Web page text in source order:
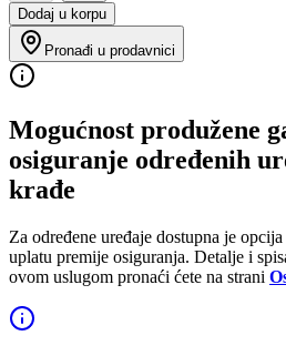
Dodaj u korpu
Pronađi u prodavnici
Mogućnost produžene
osiguranje određenih
krađe
Za određene uređaje dostupna je
uplatu premije osiguranja. Detalje i
ovom uslugom pronaći ćete na strani